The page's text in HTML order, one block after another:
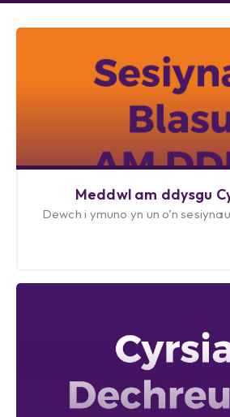
Meddwl am ddysgu
Dewch i ymuno yn un o’n